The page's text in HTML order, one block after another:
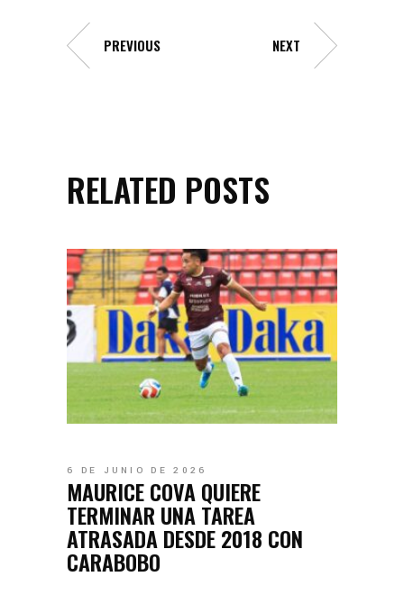
PREVIOUS NEXT
RELATED POSTS
6 DE JUNIO DE 2026
MAURICE COVA QUIERE
TERMINAR UNA TAREA
ATRASADA DESDE 2018 CON
CARABOBO